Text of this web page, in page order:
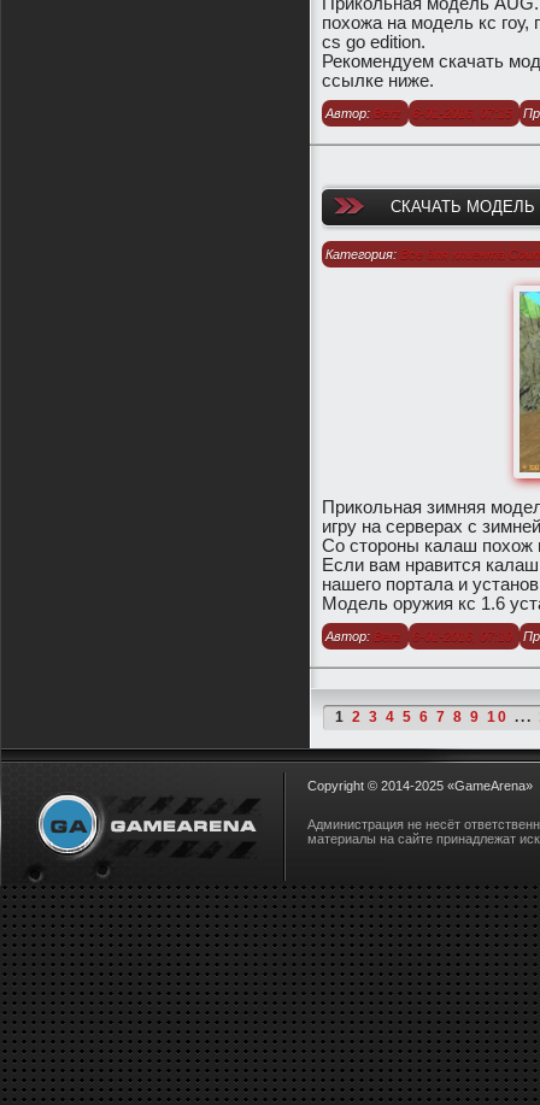
похожа на модель кс гоу,
cs go edition.
Рекомендуем скачать
ссылке ниже.
Автор: Berz 6-01-2016, 07:15
СКАЧАТЬ МОДЕЛЬ
Категория: Все для клиента
Модели оружия для CS 1.6
Прикольная зимняя
игру на серверах с
Со стороны калаш похож
Если вам нравится
нашего портала и
Модель оружия кс 1.6
Автор: Berz 6-01-2016, 07:10
1 2 3 4 5 6 7 8 9 10 ...
Copyright © 2014-2025 «GameArena»
Администрация не несёт
материалы на сайте принадлежат